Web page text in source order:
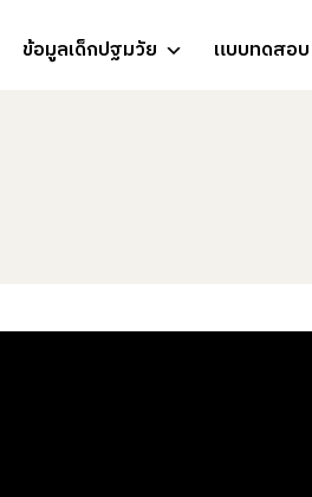
ข้อมูลเด็กปฐมวัย แบบทดสอบ